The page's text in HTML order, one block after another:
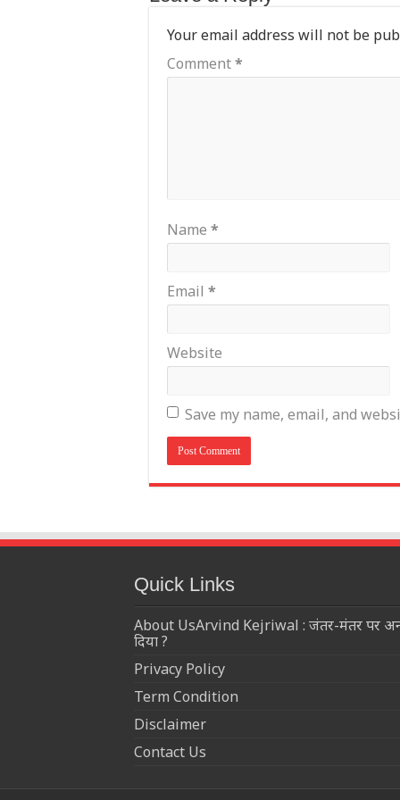
Your email address will not be
Comment*
Name *
Email *
Website
Save my name, email, and
Quick Links
About UsArvind Kejriwal : जंतर-मंतर पर
दिया ?
Privacy Policy
Term Condition
Disclaimer
Contact Us